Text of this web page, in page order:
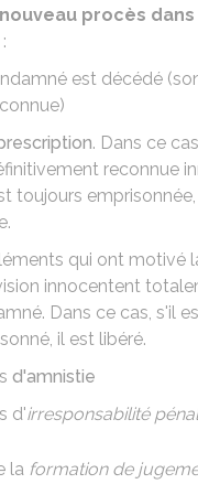
procès
:
est décédé
. Dans ce
reconnue
toujours
qui ont motivé
innocentent
Dans ce cas, s'il
il est libéré.
d'amnistie
d'irresponsabilité
la formation de